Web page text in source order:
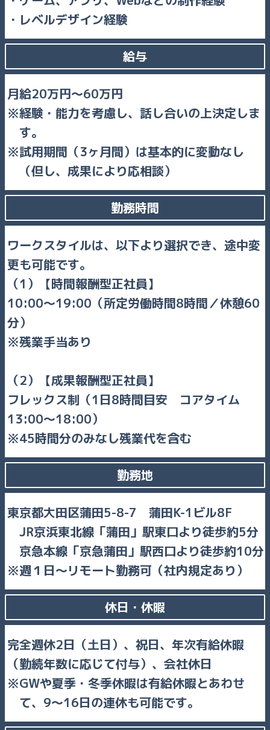
レベルデザイン経験
給与
月給20万円～60万円
経験・能力を考慮し、話し合いの上決定しま
す。
試用期間（3ヶ月間）は基本的に変動なし
（但し、成果により応相談）
勤務時間
ワークスタイルは、以下より選択でき、途中変
更も可能です。
（1）【時間報酬型正社員】
10:00～19:00（所定労働時間8時間／休憩60
分）
残業手当あり
（2）【成果報酬型正社員】
フレックス制（1日8時間目安 コアタイム
13:00～18:00）
45時間分のみなし残業代を含む
勤務地
東京都大田区蒲田5-8-7 蒲田K-1ビル8F
JR京浜東北線「蒲田」駅東口より徒歩約5分
京急本線「京急蒲田」駅西口より徒歩約10分
週１日～リモート勤務可（社内規定あり）
休日・休暇
完全週休2日（土日）、祝日、年次有給休暇
（勤続年数に応じて付与）、会社休日
GWや夏季・冬季休暇は有給休暇とあわせ
て、9～16日の連休も可能です。